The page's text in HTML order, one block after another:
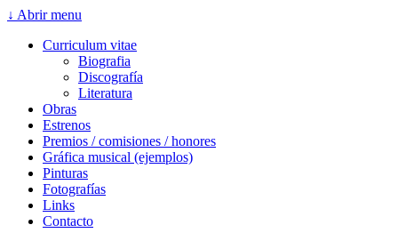
↓ Abrir menu
Curriculum vitae
Biografia
Discografía
Literatura
Obras
Estrenos
Premios / comisiones / honores
Gráfica musical (ejemplos)
Pinturas
Fotografías
Links
Contacto